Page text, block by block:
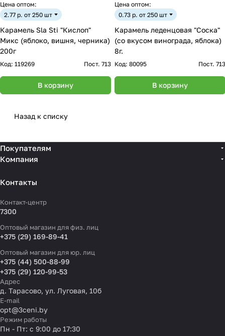
Цена оптом:
2.77 р. от 250 шт
Карамель Sla Sti "Кислоп"
Микс (яблоко, вишня, черника)
200г
Код: 119269 Пост. 713
В корзину
Цена оптом:
0.73 р. от 250 шт
Карамель леденцовая "Соска"
(cо вкусом винограда, яблока)
8г.
Код: 80095 Пост. 713
В корзину
Назад к списку
Покупателям
Компания
Контакты
Контакт-центр
7300
Оптовый магазин для физ. лиц
+375 (29) 169-89-41
Оптовый магазин для юр. лиц
+375 (44) 500-88-99
+375 (29) 120-99-53
Адрес
д. Тарасово, ул. Луговая, 10б
E-mail
opt@3ceni.by
Режим работы
Пн - Пт: с 9:00 до 17:30